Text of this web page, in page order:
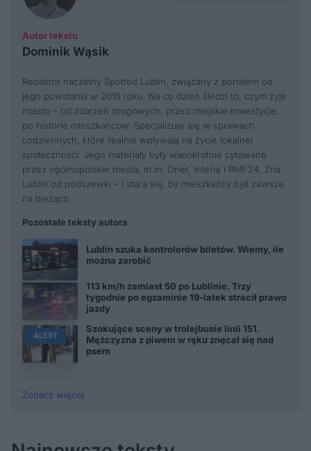
Autor tekstu
Dominik Wąsik
Redaktor naczelny Spotted Lublin, związany z portalem od
jego powstania w 2016 roku. Na co dzień śledzi to, czym żyje
miasto – od zdarzeń drogowych, przez miejskie inwestycje,
po historie mieszkańców. Specjalizuje się w sprawach
codziennych, które realnie wpływają na życie lokalnej
społeczności. Jego materiały były wielokrotnie cytowane
przez ogólnopolskie media, m.in. Onet, Interię i RMF24. Zna
Lublin od podszewki – i stara się, by mieszkańcy byli zawsze
na bieżąco.
Pozostałe teksty autora
Lublin szuka kontrolerów biletów. Wiemy, ile
można zarobić
113 km/h zamiast 50 po Lublinie. Trzy
tygodnie po egzaminie 19-latek stracił prawo
jazdy
ALERT
Szokujące sceny w trolejbusie linii 151.
Mężczyzna z piwem w ręku znęcał się nad
psem
Zobacz więcej